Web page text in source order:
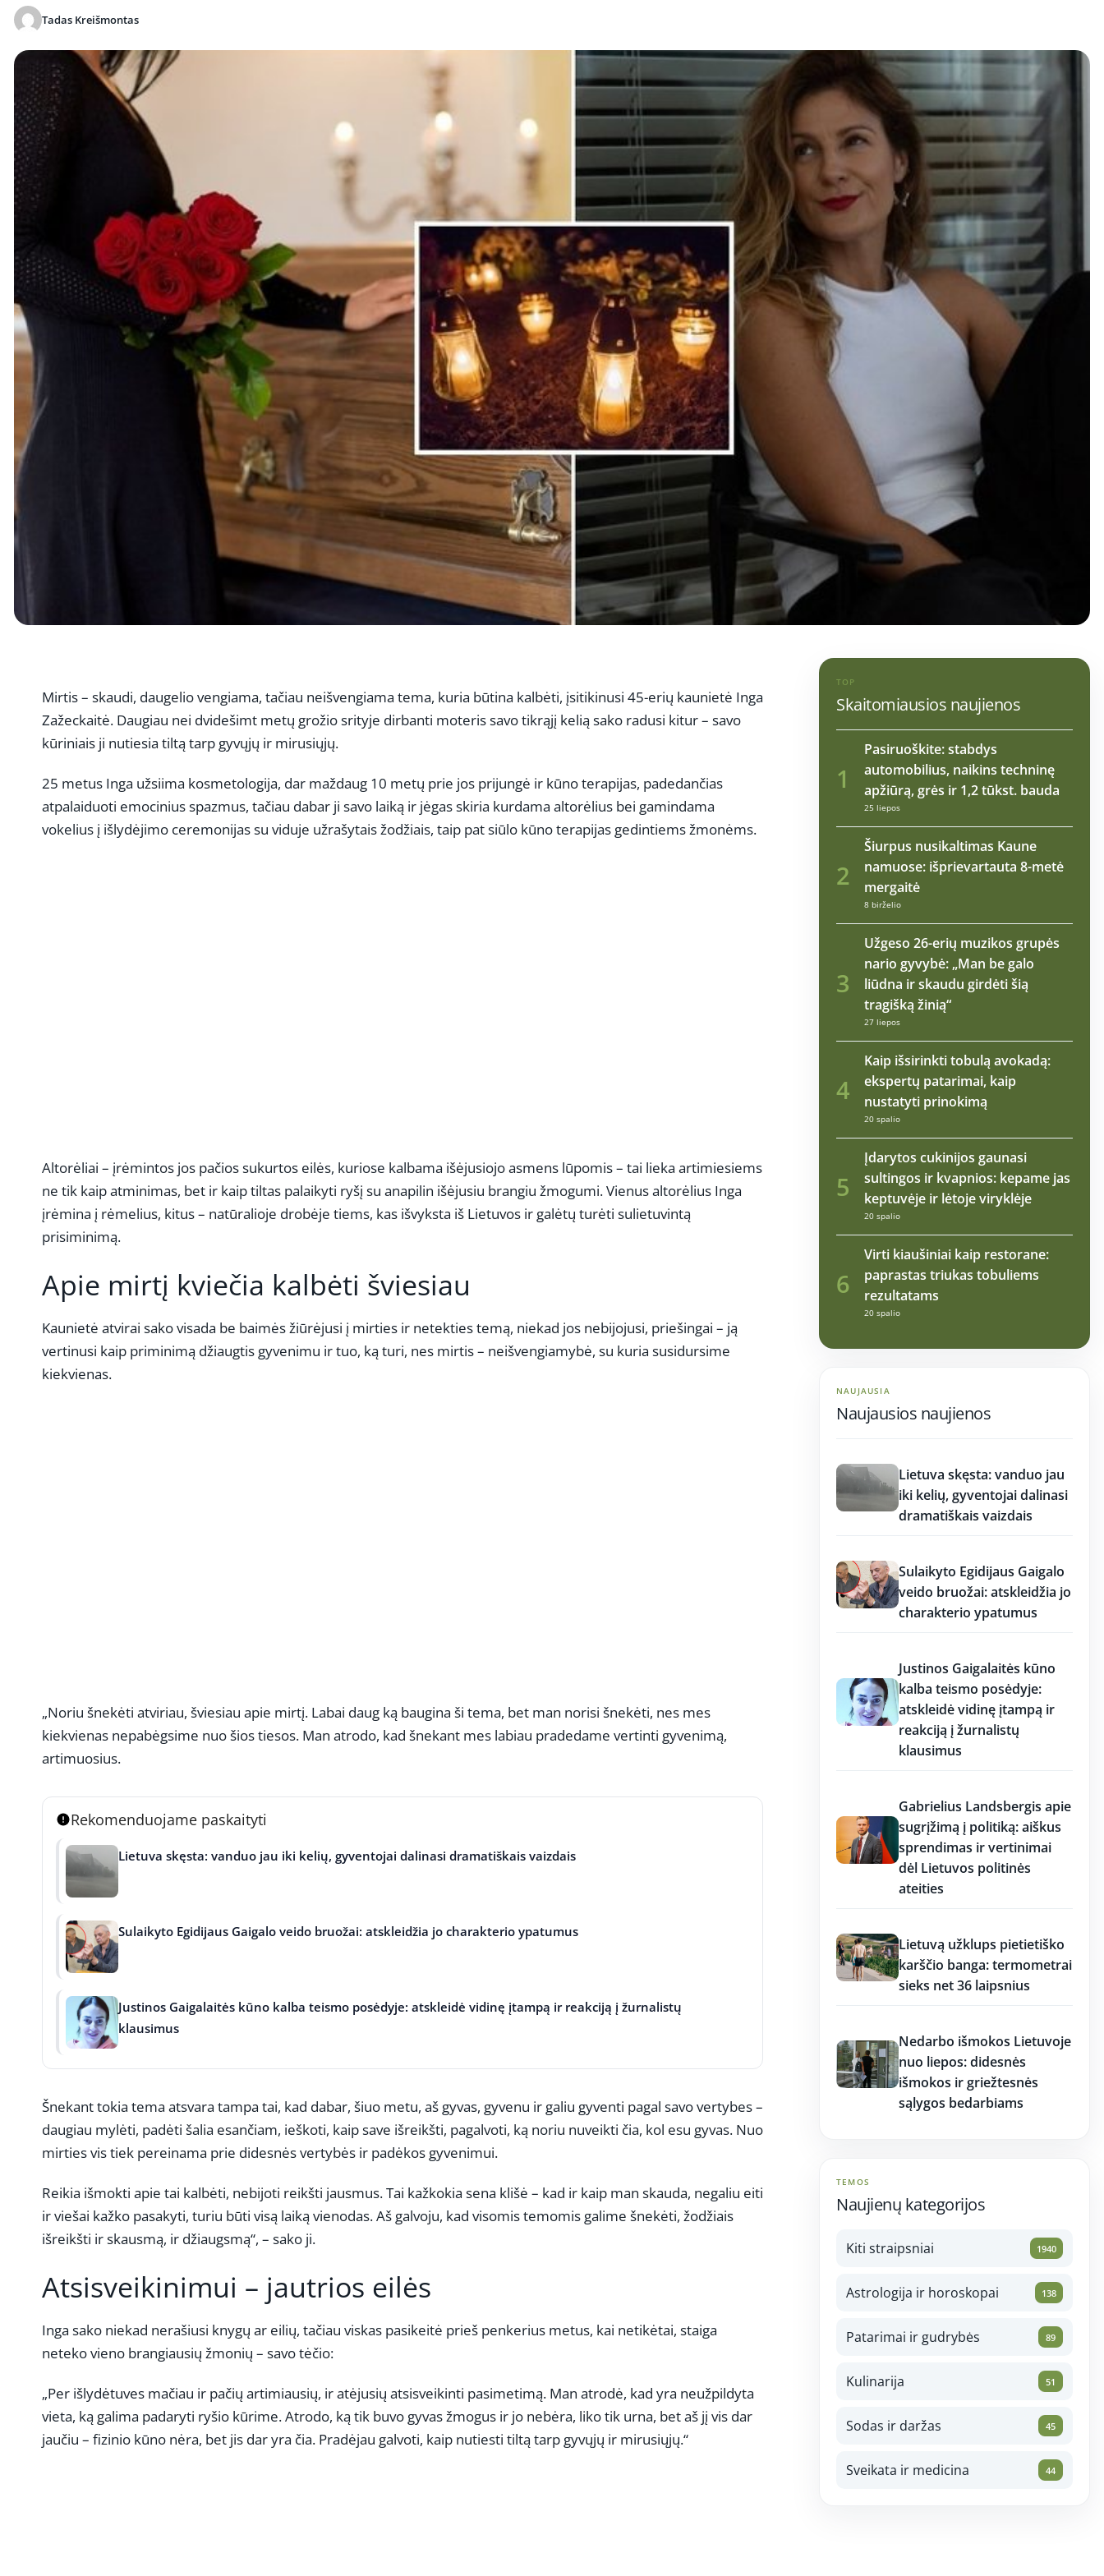
Tadas Kreišmontas
Mirtis – skaudi, daugelio vengiama, tačiau neišvengiama tema, kuria būtina kalbėti, įsitikinusi 45-erių kaunietė Inga
Zažeckaitė. Daugiau nei dvidešimt metų grožio srityje dirbanti moteris savo tikrąjį kelią sako radusi kitur – savo
kūriniais ji nutiesia tiltą tarp gyvųjų ir mirusiųjų.
25 metus Inga užsiima kosmetologija, dar maždaug 10 metų prie jos prijungė ir kūno terapijas, padedančias
atpalaiduoti emocinius spazmus, tačiau dabar ji savo laiką ir jėgas skiria kurdama altorėlius bei gamindama
vokelius į išlydėjimo ceremonijas su viduje užrašytais žodžiais, taip pat siūlo kūno terapijas gedintiems žmonėms.
Altorėliai – įrėmintos jos pačios sukurtos eilės, kuriose kalbama išėjusiojo asmens lūpomis – tai lieka artimiesiems
ne tik kaip atminimas, bet ir kaip tiltas palaikyti ryšį su anapilin išėjusiu brangiu žmogumi. Vienus altorėlius Inga
įrėmina į rėmelius, kitus – natūralioje drobėje tiems, kas išvyksta iš Lietuvos ir galėtų turėti sulietuvintą
prisiminimą.
Apie mirtį kviečia kalbėti šviesiau
Kaunietė atvirai sako visada be baimės žiūrėjusi į mirties ir netekties temą, niekad jos nebijojusi, priešingai – ją
vertinusi kaip priminimą džiaugtis gyvenimu ir tuo, ką turi, nes mirtis – neišvengiamybė, su kuria susidursime
kiekvienas.
„Noriu šnekėti atviriau, šviesiau apie mirtį. Labai daug ką baugina ši tema, bet man norisi šnekėti, nes mes
kiekvienas nepabėgsime nuo šios tiesos. Man atrodo, kad šnekant mes labiau pradedame vertinti gyvenimą,
artimuosius.
Rekomenduojame paskaityti
Lietuva skęsta: vanduo jau iki kelių, gyventojai dalinasi dramatiškais vaizdais
Sulaikyto Egidijaus Gaigalo veido bruožai: atskleidžia jo charakterio ypatumus
Justinos Gaigalaitės kūno kalba teismo posėdyje: atskleidė vidinę įtampą ir reakciją į žurnalistų
klausimus
Šnekant tokia tema atsvara tampa tai, kad dabar, šiuo metu, aš gyvas, gyvenu ir galiu gyventi pagal savo vertybes –
daugiau mylėti, padėti šalia esančiam, ieškoti, kaip save išreikšti, pagalvoti, ką noriu nuveikti čia, kol esu gyvas. Nuo
mirties vis tiek pereinama prie didesnės vertybės ir padėkos gyvenimui.
Reikia išmokti apie tai kalbėti, nebijoti reikšti jausmus. Tai kažkokia sena klišė – kad ir kaip man skauda, negaliu eiti
ir viešai kažko pasakyti, turiu būti visą laiką vienodas. Aš galvoju, kad visomis temomis galime šnekėti, žodžiais
išreikšti ir skausmą, ir džiaugsmą“, – sako ji.
Atsisveikinimui – jautrios eilės
Inga sako niekad nerašiusi knygų ar eilių, tačiau viskas pasikeitė prieš penkerius metus, kai netikėtai, staiga
neteko vieno brangiausių žmonių – savo tėčio:
„Per išlydėtuves mačiau ir pačių artimiausių, ir atėjusių atsisveikinti pasimetimą. Man atrodė, kad yra neužpildyta
vieta, ką galima padaryti ryšio kūrime. Atrodo, ką tik buvo gyvas žmogus ir jo nebėra, liko tik urna, bet aš jį vis dar
jaučiu – fizinio kūno nėra, bet jis dar yra čia. Pradėjau galvoti, kaip nutiesti tiltą tarp gyvųjų ir mirusiųjų.“
TOP
Skaitomiausios naujienos
1
Pasiruoškite: stabdys
automobilius, naikins techninę
apžiūrą, grės ir 1,2 tūkst. bauda
25 liepos
2
Šiurpus nusikaltimas Kaune
namuose: išprievartauta 8-metė
mergaitė
8 birželio
3
Užgeso 26-erių muzikos grupės
nario gyvybė: „Man be galo
liūdna ir skaudu girdėti šią
tragišką žinią“
27 liepos
4
Kaip išsirinkti tobulą avokadą:
ekspertų patarimai, kaip
nustatyti prinokimą
20 spalio
5
Įdarytos cukinijos gaunasi
sultingos ir kvapnios: kepame jas
keptuvėje ir lėtoje viryklėje
20 spalio
6
Virti kiaušiniai kaip restorane:
paprastas triukas tobuliems
rezultatams
20 spalio
NAUJAUSIA
Naujausios naujienos
Lietuva skęsta: vanduo jau
iki kelių, gyventojai dalinasi
dramatiškais vaizdais
Sulaikyto Egidijaus Gaigalo
veido bruožai: atskleidžia jo
charakterio ypatumus
Justinos Gaigalaitės kūno
kalba teismo posėdyje:
atskleidė vidinę įtampą ir
reakciją į žurnalistų
klausimus
Gabrielius Landsbergis apie
sugrįžimą į politiką: aiškus
sprendimas ir vertinimai
dėl Lietuvos politinės
ateities
Lietuvą užklups pietietiško
karščio banga: termometrai
sieks net 36 laipsnius
Nedarbo išmokos Lietuvoje
nuo liepos: didesnės
išmokos ir griežtesnės
sąlygos bedarbiams
TEMOS
Naujienų kategorijos
Kiti straipsniai 1940
Astrologija ir horoskopai 138
Patarimai ir gudrybės 89
Kulinarija 51
Sodas ir daržas 45
Sveikata ir medicina 44